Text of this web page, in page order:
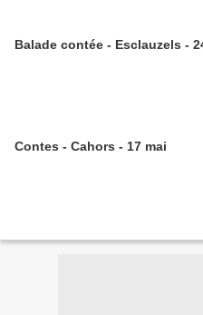
Balade contée - Esclauzels -
Contes - Cahors - 17 mai